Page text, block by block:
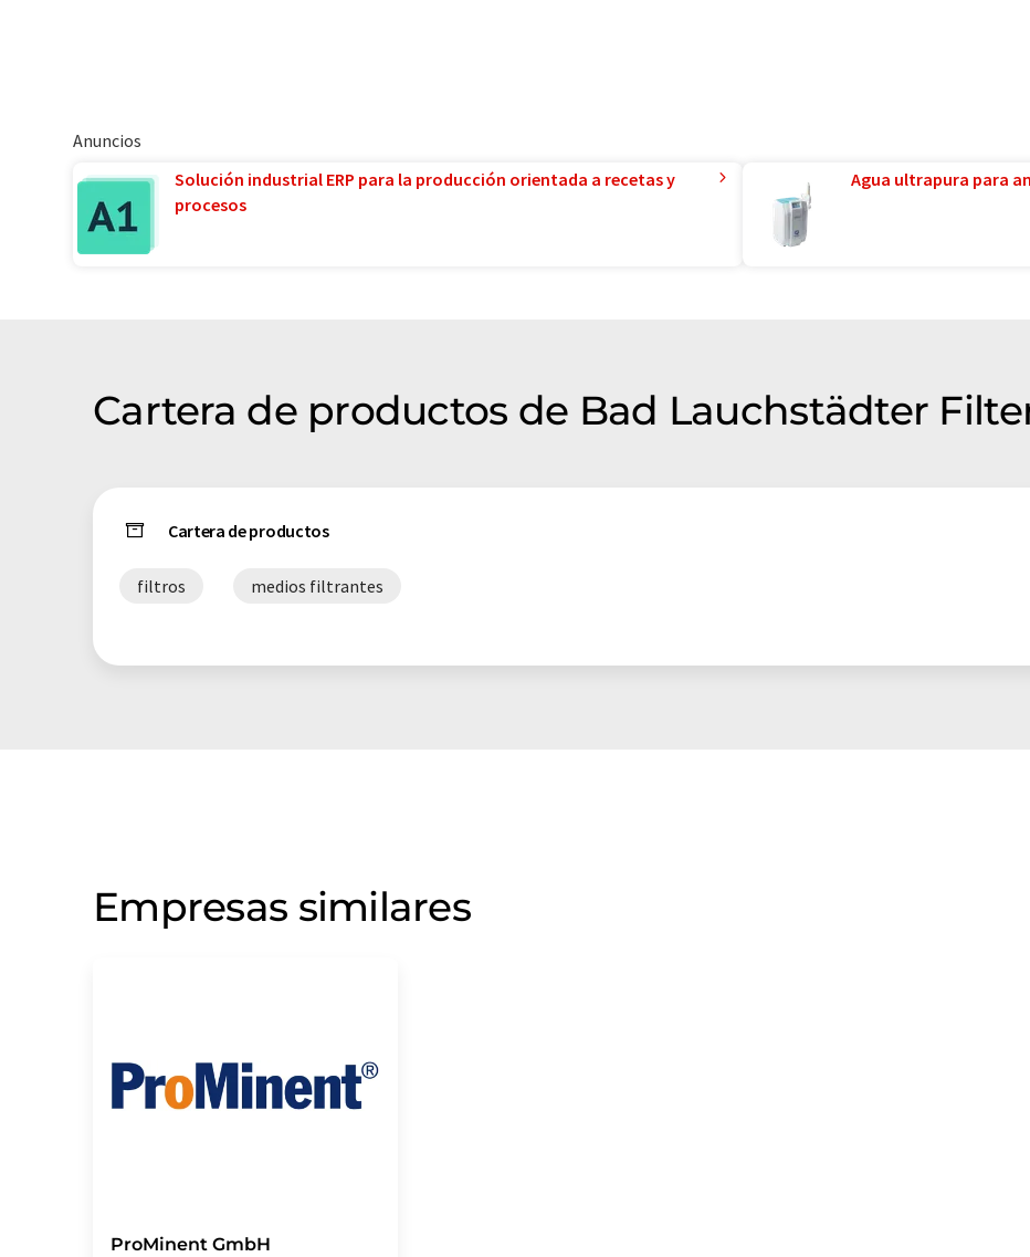
Anuncios
Solución industrial ERP para la producción orientada a recetas y
procesos
Agua ultrapura para
Cartera de productos de Bad Lauchstädter
Cartera de productos
filtros medios filtrantes
Empresas similares
ProMinent GmbH